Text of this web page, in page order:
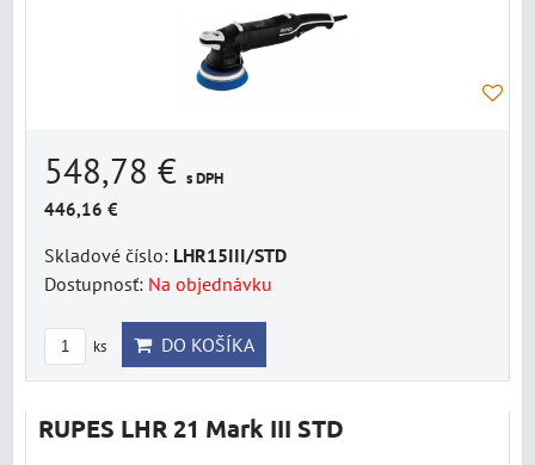
548,78 € s DPH
446,16 €
Skladové číslo: LHR15III/STD
Dostupnosť: Na objednávku
ks DO KOŠÍKA
RUPES LHR 21 Mark III STD